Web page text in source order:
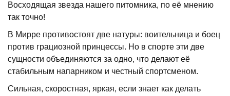
Восходящая звезда нашего питомника, по её мнению
так точно!
В Мирре противостоят две натуры: воительница и боец
против грациозной принцессы. Но в спорте эти две
сущности объединяются за одно, что делают её
стабильным напарником и честный спортсменом.
Сильная, скоростная, яркая, если знает как делать